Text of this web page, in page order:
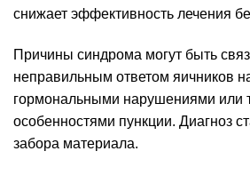
снижает эффективность лечения
Причины синдрома могут быть
неправильным ответом яичников
гормональными нарушениями или
особенностями пункции. Диагноз
забора материала.